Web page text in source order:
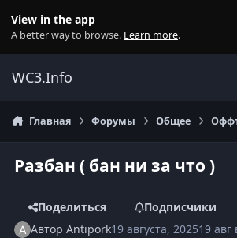
View in the app
A better way to browse. Learn more.
WC3.Info
Главная Форумы Общее
Разбан ( бан ни за что )
Поделиться
Подписчики
АвторAntipork19 августа, 202519 авг